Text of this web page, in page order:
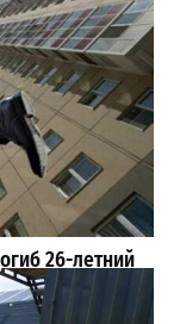
26-летний